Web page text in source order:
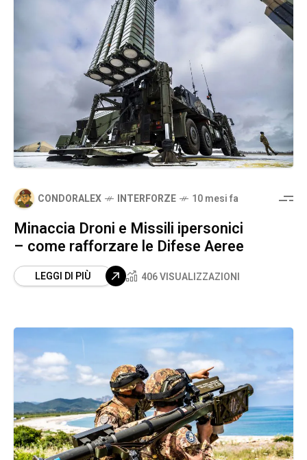
CONDORALEX INTERFORZE 10 mesi fa
Minaccia Droni e Missili ipersonici
– come rafforzare le Difese Aeree
LEGGI DI PIÙ 406 VISUALIZZAZIONI